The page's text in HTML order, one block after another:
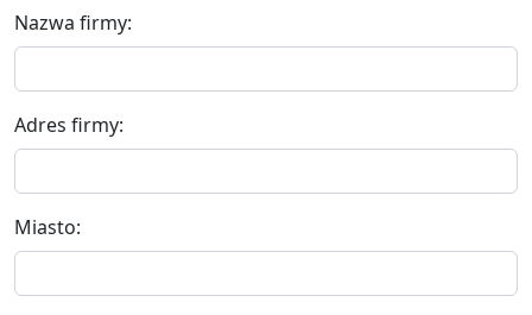
Nazwa firmy:
Adres firmy:
Miasto: